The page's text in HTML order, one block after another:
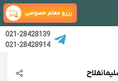
رزرو معلم خصوصی
021-28428139
021-28428914